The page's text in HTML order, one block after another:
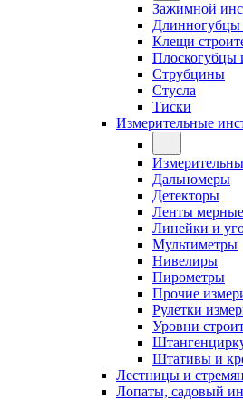
Зажимной
Длинногубцы
Клещи
Плоскогубцы
Струбцины
Стусла
Тиски
Измерительные
Дальномеры
Детекторы
Ленты мерные
Линейки и
Мультиметры
Нивелиры
Пирометры
Прочие
Рулетки
Уровни
Штативы и
Лестницы и
Лопаты, садовый